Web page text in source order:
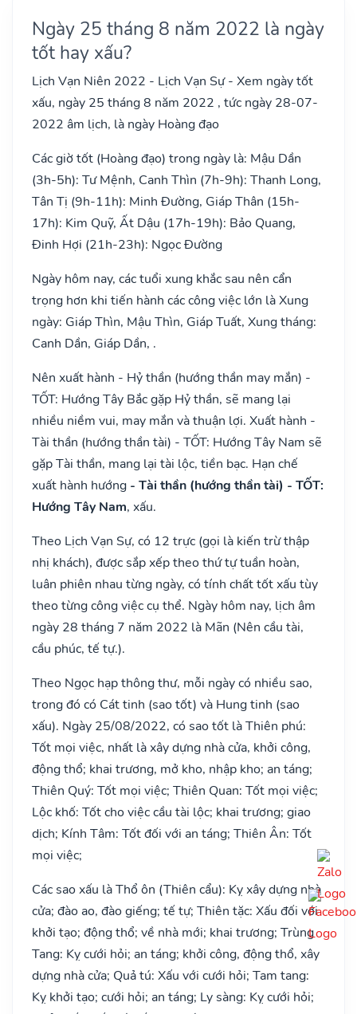
Ngày 25 tháng 8 năm 2022 là ngày
tốt hay xấu?
Lịch Vạn Niên 2022 - Lịch Vạn Sự - Xem ngày tốt
xấu, ngày 25 tháng 8 năm 2022 , tức ngày 28-07-
2022 âm lịch, là ngày Hoàng đạo
Các giờ tốt (Hoàng đạo) trong ngày là: Mậu Dần
(3h-5h): Tư Mệnh, Canh Thìn (7h-9h): Thanh Long,
Tân Tị (9h-11h): Minh Đường, Giáp Thân (15h-
17h): Kim Quỹ, Ất Dậu (17h-19h): Bảo Quang,
Đinh Hợi (21h-23h): Ngọc Đường
Ngày hôm nay, các tuổi xung khắc sau nên cẩn
trọng hơn khi tiến hành các công việc lớn là Xung
ngày: Giáp Thìn, Mậu Thìn, Giáp Tuất, Xung tháng:
Canh Dần, Giáp Dần, .
Nên xuất hành - Hỷ thần (hướng thần may mắn) -
TỐT: Hướng Tây Bắc gặp Hỷ thần, sẽ mang lại
nhiều niềm vui, may mắn và thuận lợi. Xuất hành -
Tài thần (hướng thần tài) - TỐT: Hướng Tây Nam sẽ
gặp Tài thần, mang lại tài lộc, tiền bạc. Hạn chế
xuất hành hướng - Tài thần (hướng thần tài) - TỐT:
Hướng Tây Nam, xấu.
Theo Lịch Vạn Sự, có 12 trực (gọi là kiến trừ thập
nhị khách), được sắp xếp theo thứ tự tuần hoàn,
luân phiên nhau từng ngày, có tính chất tốt xấu tùy
theo từng công việc cụ thể. Ngày hôm nay, lịch âm
ngày 28 tháng 7 năm 2022 là Mãn (Nên cầu tài,
cầu phúc, tế tự.).
Theo Ngọc hạp thông thư, mỗi ngày có nhiều sao,
trong đó có Cát tinh (sao tốt) và Hung tinh (sao
xấu). Ngày 25/08/2022, có sao tốt là Thiên phú:
Tốt mọi việc, nhất là xây dựng nhà cửa, khởi công,
động thổ; khai trương, mở kho, nhập kho; an táng;
Thiên Quý: Tốt mọi việc; Thiên Quan: Tốt mọi việc;
Lộc khố: Tốt cho việc cầu tài lộc; khai trương; giao
dịch; Kính Tâm: Tốt đối với an táng; Thiên Ân: Tốt
mọi việc;
Các sao xấu là Thổ ôn (Thiên cẩu): Kỵ xây dựng nhà
cửa; đào ao, đào giếng; tế tự; Thiên tặc: Xấu đối với
khởi tạo; động thổ; về nhà mới; khai trương; Trùng
Tang: Kỵ cưới hỏi; an táng; khởi công, động thổ, xây
dựng nhà cửa; Quả tú: Xấu với cưới hỏi; Tam tang:
Kỵ khởi tạo; cưới hỏi; an táng; Ly sàng: Kỵ cưới hỏi;